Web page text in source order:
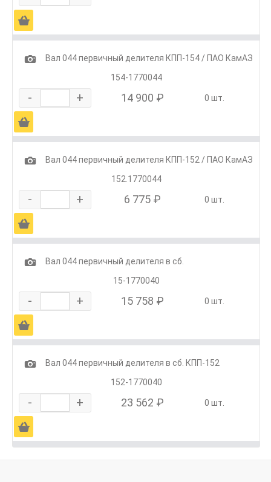
Ä
1
Вал 044 первичный делителя КПП-154 / ПАО КамАЗ
154-1770044
- + 14 900 ₽ 0 шт.
Ä
1
Вал 044 первичный делителя КПП-152 / ПАО КамАЗ
152.1770044
- + 6 775 ₽ 0 шт.
Ä
1
Вал 044 первичный делителя в сб.
15-1770040
- + 15 758 ₽ 0 шт.
Ä
1
Вал 044 первичный делителя в сб. КПП-152
152-1770040
- + 23 562 ₽ 0 шт.
Ä